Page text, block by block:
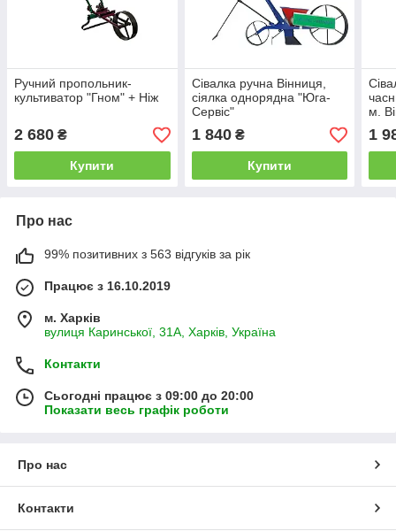
Ручний пропольник-
культиватор "Гном" + Ніж
2 680 ₴
Купити
Сівалка ручна Вінниця,
сіялка однорядна "Юга-
Сервіс"
1 840₴
Купити
м.
1
Про нас
99% позитивних з 563 відгуків за рік
Працює з 16.10.2019
м. Харків
вулиця Каринської, 31А, Харків, Україна
Контакти
Сьогодні працює з 09:00 до 20:00
Показати весь графік роботи
Про нас
Контакти